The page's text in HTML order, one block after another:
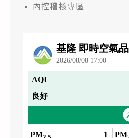
內控稽核專區